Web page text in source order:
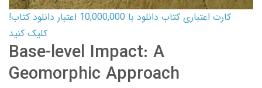
کارت اعتباری کتاب دانلود با 10,000,000 اعتبار دانلود کتاب!
کلیک کنید
Base-level Impact: A
Geomorphic Approach